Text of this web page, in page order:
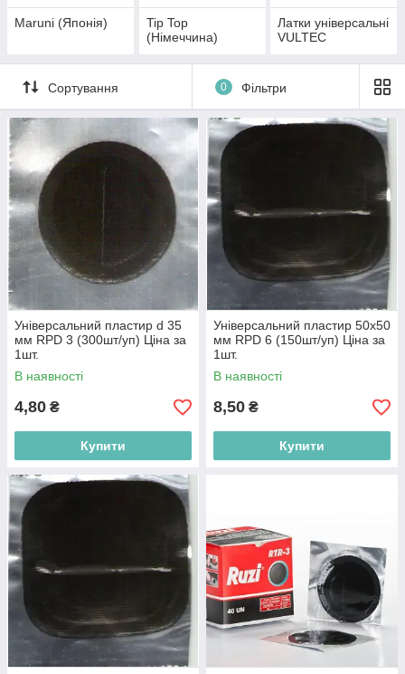
Maruni (Японія)
Tip Top
(Німеччина)
Латки універсальні
VULTEC
Сортування 0 Фільтри
Універсальний пластир d 35
мм RPD 3 (300шт/уп) Ціна за
1шт.
В наявності
4,80 ₴
Купити
Універсальний пластир 50х50
мм RPD 6 (150шт/уп) Ціна за
1шт.
В наявності
8,50 ₴
Купити